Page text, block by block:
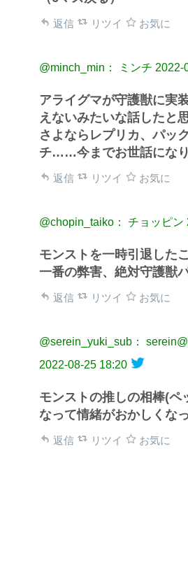
返信 リツイ お気に
@minch_min： ミンチ 2022-
アライグマが守護獣に実
えないみたいな話したと
さよならレプリカ、パッ
チ……今までお世話にな
返信 リツイ お気に
@chopin_taiko： チョッピン
モンストを一時引退した
一番の弊害、絶対守護獣
返信 リツイ お気に
@serein_yuki_sub：
2022-08-25 18:20
モンストの推しの相棒(ペ
なって情緒がおかしくな
返信 リツイ お気に